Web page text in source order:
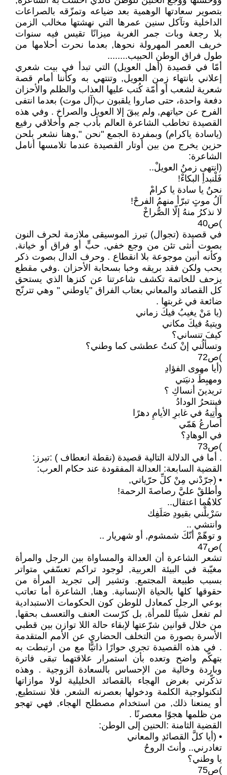
بتصوير سعادتها الوهمية بعد ضياعه وتمزّقه بالصراعات
الداخلية وتآكل سنين عمرها التي نهشتها مخالب الزمن
بلا رجعة وبات جمر الغربة ميزانًا تقيس فيه سنوات
خريف العمر المهرولة نحوها, بعدما نحرت أحلامها من
طول فراق الوطن الحبيب........
أمّا في قصيدة (أهل العويل) التي تبدأ في بيت شعري
إعلاني بانتهاء زمن العويل, وتنتهي به وكأننا أمام قصة
شعرية لشعب أو أمّة كُتب عليها العذاب والظلم والأحزان
دفعة واحدة، حتى صاروا يلقبون ب(آل موت) بعدما انتفى
الفرح عن حياتهم, ولم يبقَ إلا العويل والصراخ . وفي هذه
القصيدة تخاطب الشاعرة العالم بأدب جم وأخلاقي رفيع
(ياسادة ياكرام) وبمفردة الجمع "نحن ",وهنا نشعر بلحن
حزين يخرج من بين أوتار القصيدة عندما تلامسها أنامل
الشاعرة:
(انتهى زمنُ العويلْ..
فَلْنبدأِ البكاءْ!
نحنُ يا سادة يا كرامْ
آلُ موتٍ تبرّأ منهمُ الفرحْ!
لا نذكرُ منهُ إلّا الصُّراخْ
)ص40
في قصيدة (تجوال) تبرز الموسيقى ملازمة لحرف النون
بصوت أنثى تئن من وجع خفي, حبٍّ أو فراق أو خيانة,
وكأنه أنين موجوعة بلا انقطاع . وحرف الدال بصوت ذكر
يحب ولكن فقد بريقه وخبا بسحابة الأحزان .وفي مقطع
يزحف للخاتمة تكشف شاعرتنا عن كنزها الذي يستحق
كل القصائد والمعاني بعتاب الفراق "ياوطني " وهي تترنّح
ضائعة في غربتها .
(يا مَنْ يغيبُ فيكَ زماني
ويتيهُ فيكَ مكاني
كيفَ تنساني؟
وتسألُني إنْ كنتُ عطشى كما وطني؟
)ص72
(أيا مهوى الفؤادِ
ومهبِطَ دنيَتي
تريدينَ أنساكِ ؟
فينتحرُ الودادُ
وأتِيهُ في غابرِ الأيامِ دهرًا
أُصارعُ هَمّي
في الوهادِ؟
)ص73
. أما في الدلالة التالية قصيدة (نقطة انعطاف ) :تبرز:
القضية السابعة: العدالة المفقودة عند حكام العرب:
• (جرّدْني مِنْ كلِّ حرّياتي,
وأطلقْ عليَّ رصاصةَ الرحمة!
كلاهُما اعتقال..
سَرْبلْني بقيودِ صَلَفِك
وانتشي ..
و توهّمْ أنّكَ شمشوم, أو شهريار ..
)ص47
تشعر الشاعرة أن العدالة والمساواة بين الرجل والمرأة
مغيّبة في البيئة العربية, لوجود تراكم تعسّفي متواتر
بسبب طبيعة المجتمع. وتشير إلى تجريد المرأة من
حقوقها كلها بالحياة الإنسانية. وهنا, الشاعرة أما تعاتب
بوعي الرجل كمعادل للوطن كون الحكومات الاستبدادية
لم تفعل شيئًا للمرأة, بل كرّست العنف والتعسف بحقها,
من خلال قوانين شرّعتها لإبقاء حالة اللا توازن بين قطبي
الأسرة بصورة من التخلف الحضاري عن الأمم المتقدمة
. في هذه القصيدة تجري حوارًا ذاتيًّا مع من ارتبطت به
بتهكّم واضح وتعده بأن استمرار علاقتهما تبقى فاترة
وباردة وخالية من الإحساس بالسعادة الزوجية . وهذه
تذكّرني بغرض الهجاء بالقصائد الخليلية لولا موازاتها
لتكنولوجية الكلمة ودخولها بعصرنه الشعر, فلا نستطيع,
أو يمنعنا ذلك, من استخدام مصطلح الهجاء, فهي تهجو
من ظلمها هجوًا معصرنًا .
القضية الثامنة :الحنين إلى الوطن:
• (أيا كلَّ القصائدِ والمعاني
تغادرني.. وأنتَ الروحُ
يا وطني؟
)ص75